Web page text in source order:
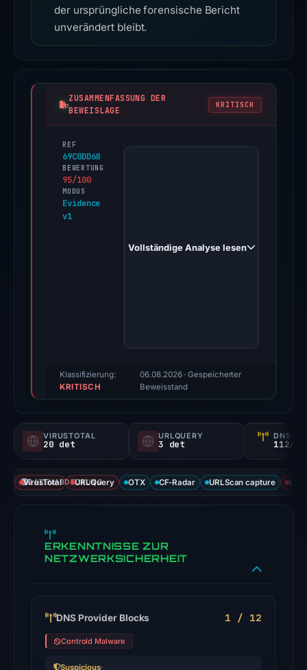
der ursprüngliche forensische Bericht
unverändert bleibt.
ZUSAMMENFASSUNG DER
BEWEISLAGE
KRITISCH
REF
69C0DD68
BEWERTUNG
95/100
MODUS
Evidence
v1
PhishDestroy
15,
score,
probability).
Threat
20
engines
the
on
Jul
Vollständige Analyse lesen
Klassifizierung:
KRITISCH
06.08.2026· Gespeicherter
Beweisstand
VIRUSTOTAL
20 det
URLQUERY
3 det
DNS
112/
DATENABDECKUNG
VirusTotal URLQuery OTX CF-Radar URLScan capture
ERKENNTNISSE ZUR
NETZWERKSICHERHEIT
DNS Provider Blocks 1 / 12
Controld Malware
Suspicious·